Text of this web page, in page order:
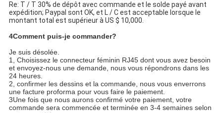
Re: T / T 30% de dépôt avec commande et le solde payé avant
expédition; Paypal sont OK, et L / C est acceptable lorsque le
montant total est supérieur à US $ 10,000.
4Comment puis-je commander?
Je suis désolée.
1, Choisissez le connecteur féminin RJ45 dont vous avez besoin
et envoyez-nous une demande, nous vous répondrons dans les
24 heures.
2, confirmer les dessins et la commande, nous vous enverrons
une facture proforma pour vous faire le paiement.
3Une fois que nous aurons confirmé votre paiement, votre
commande sera commencée et terminée en 3-4 semaines selon